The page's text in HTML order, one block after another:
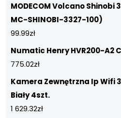
MODECOM Volcano Shinobi
MC-SHINOBI-3327-100)
99.99zł
Numatic Henry HVR200-A2
775.02zł
Kamera Zewnętrzna Ip Wifi
Biały 4szt.
1 629.32zł